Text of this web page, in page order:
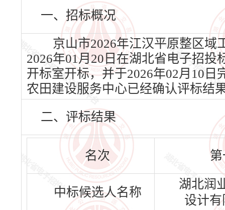
一、招标概况
京山市2026年江汉平原整区域
2026年01月20日在湖北省电子招
开标室开标，并于2026年02月10
农田建设服务中心已经确认评标结
二、评标结果
名次
中标候选人名称
湖北润
设计